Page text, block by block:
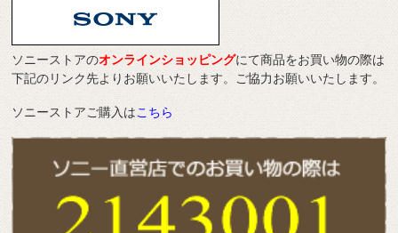
ソニーストアのオンラインショッピングにて商品をお買い物の際は
下記のリンク先よりお願いいたします。ご協力お願いいたします。
ソニーストアご購入はこちら